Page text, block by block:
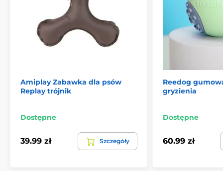
Amiplay Zabawka dla psów
Replay trójnik
Dostępne
39.99 zł Szczegóły
Reedog
gryzienia
Dostępne
60.99 zł